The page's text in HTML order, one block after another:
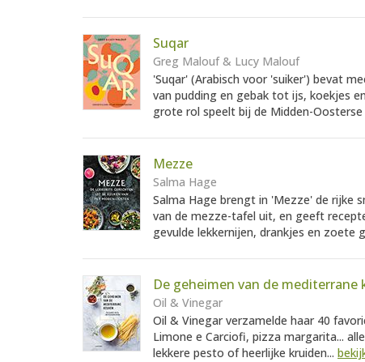
Suqar
Greg Malouf & Lucy Malouf
'Suqar' (Arabisch voor 'suiker') bevat
van pudding en gebak tot ijs, koekjes
grote rol speelt bij de Midden-Oosterse
Mezze
Salma Hage
Salma Hage brengt in 'Mezze' de rijke
van de mezze-tafel uit, en geeft
gevulde lekkernijen, drankjes en zoete
De geheimen van de mediterrane
Oil & Vinegar
Oil & Vinegar verzamelde haar 40
Limone e Carciofi, pizza margarita...
lekkere pesto of heerlijke kruiden...